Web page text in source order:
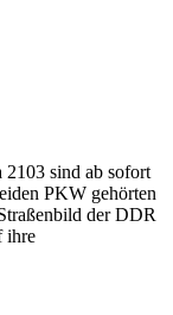
sind ab sofort
PKW gehörten
der DDR
ihre